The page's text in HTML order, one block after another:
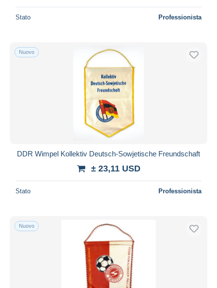
Stato Professionista
Nuovo
DDR Wimpel Kollektiv Deutsch-Sowjetische Freundschaft
± 23,11 USD
Stato Professionista
Nuovo